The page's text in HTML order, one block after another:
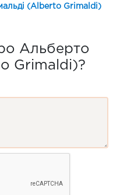
(Alberto Grimaldi)
Альберто
Grimaldi)?